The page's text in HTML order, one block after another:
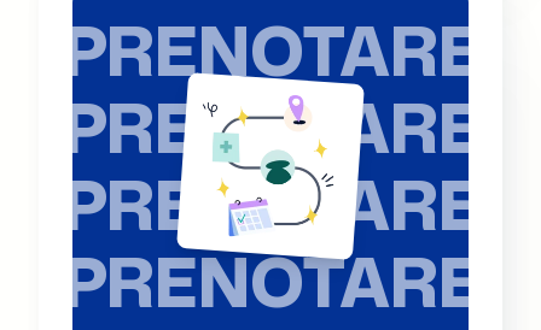
PRENOTARE
PRENOTARE
PRENOTARE
PRENOTARE